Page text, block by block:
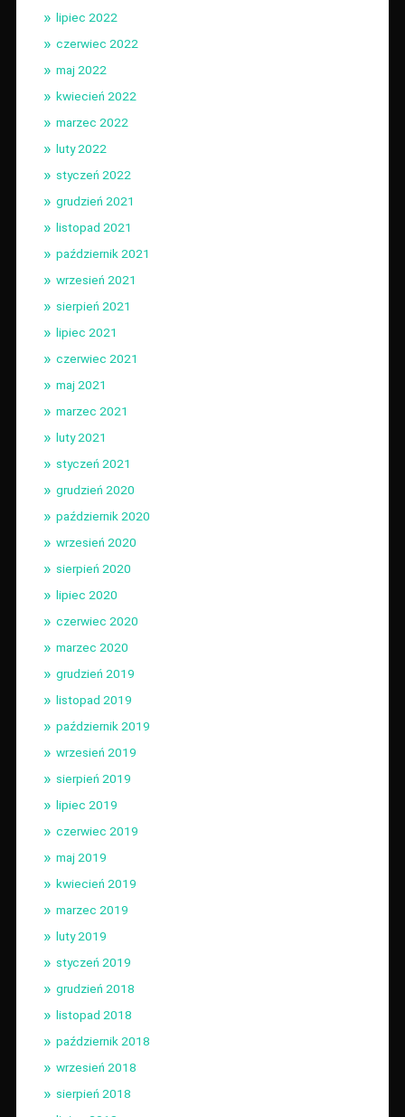
lipiec 2022
czerwiec 2022
maj 2022
kwiecień 2022
marzec 2022
luty 2022
styczeń 2022
grudzień 2021
listopad 2021
październik 2021
wrzesień 2021
sierpień 2021
lipiec 2021
czerwiec 2021
maj 2021
marzec 2021
luty 2021
styczeń 2021
grudzień 2020
październik 2020
wrzesień 2020
sierpień 2020
lipiec 2020
czerwiec 2020
marzec 2020
grudzień 2019
listopad 2019
październik 2019
wrzesień 2019
sierpień 2019
lipiec 2019
czerwiec 2019
maj 2019
kwiecień 2019
marzec 2019
luty 2019
styczeń 2019
grudzień 2018
listopad 2018
październik 2018
wrzesień 2018
sierpień 2018